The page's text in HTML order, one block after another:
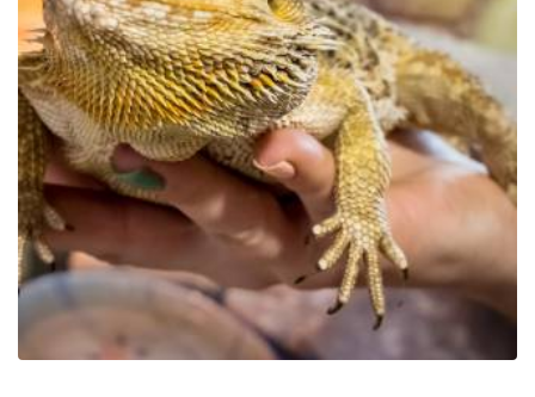
Park Edukacyjny Zoo –
Egzotyczne Kaszuby w
Tuchlinie